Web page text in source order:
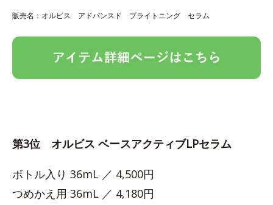
販売名：オルビス アドバンスド ブライトニング セラム
第3位 オルビス ベースアクティブLPセラム
ボトル入り 36mL ／ 4,500円
つめかえ用 36mL ／ 4,180円